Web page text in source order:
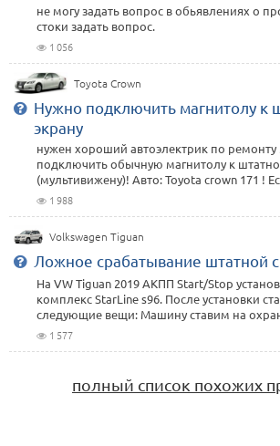
не могу задать вопрос в обьявлениях о
стоки задать вопрос.
1 056
Toyota Crown
Нужно подключить магнитолу к
экрану
​нужен хороший автоэлектрик по
подключить обычную магнитолу к
(мультивижену)! Авто: Toyota crown 171 !
1 988
Volkswagen Tiguan
Ложное срабатывание штатной
На VW Tiguan 2019 АКПП Start/Stop
комплекс StarLine s96. После установки
следующие вещи: Машину ставим на
1 577
полный список похожих